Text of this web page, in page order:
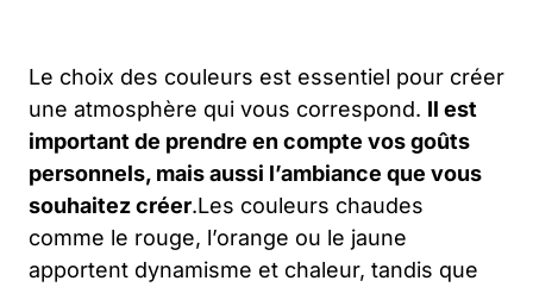
Le choix des couleurs est essentiel pour créer
une atmosphère qui vous correspond. Il est
important de prendre en compte vos goûts
personnels, mais aussi l’ambiance que vous
souhaitez créer.Les couleurs chaudes
comme le rouge, l’orange ou le jaune
apportent dynamisme et chaleur, tandis que